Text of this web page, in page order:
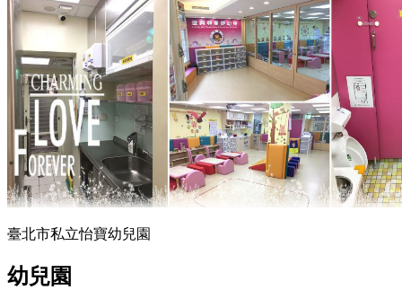
臺北市私立怡寶幼兒園
幼兒園